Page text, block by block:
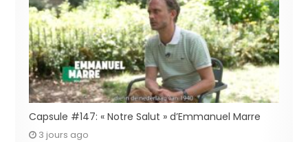
Capsule #147: « Notre Salut » d’Emmanuel Marre
3 jours ago